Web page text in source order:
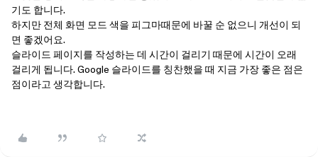
기도 합니다.
하지만 전체 화면 모드 색을 피그마때문에 바꿀 순 없으니 개선이 되
면 좋겠어요.
슬라이드 페이지를 작성하는 데 시간이 걸리기 때문에 시간이 오래
걸리게 됩니다. Google 슬라이드를 칭찬했을 때 지금 가장 좋은 점은
점이라고 생각합니다.